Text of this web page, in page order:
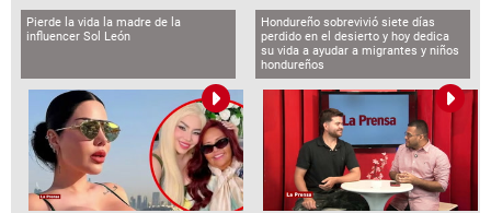
Pierde la vida la madre de la
influencer Sol León
Hondureño sobrevivió siete días
perdido en el desierto y hoy dedica
su vida a ayudar a migrantes y niños
hondureños